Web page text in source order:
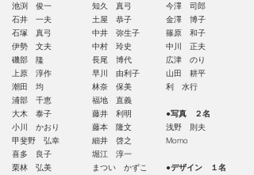
知久 真弓
土屋 恭子
中井 弥生子
中村 玲史
長尾 博代
早川 由利子
林奈 保美
福地 直義
藤井 利明
藤本 隆文
細井 啓之
堀江 淳一
まつい かずこ
池渕 俊一
石井 一夫
石塚 真弓
伊勢 文夫
磯部 隆
上原 淳作
潮田 均
浦部 千恵
大木 泰子
小川 かおり
甲斐野 弘幸
喜多 良子
栗林 弘美
今澤 司郎
金澤 博子
篠原 和子
中川 正夫
広津 のり
山田 耕平
利 水行
●写真 ２名
浅野 則夫
Momo
●デザイン １名